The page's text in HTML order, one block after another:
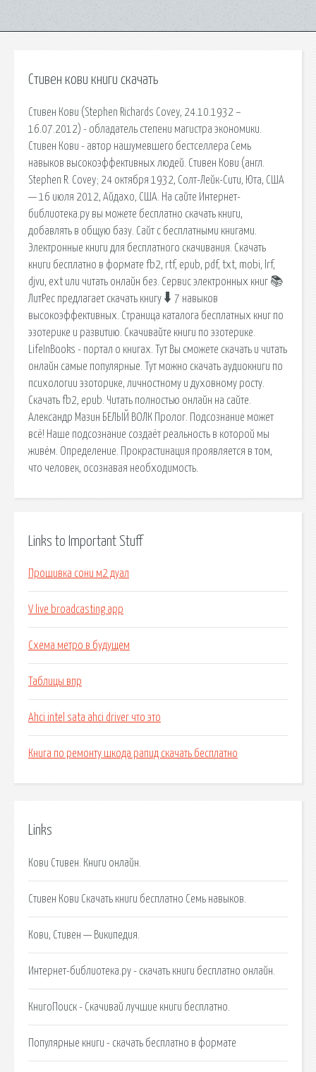
Стивен кови книги скачать
Стивен Кови (Stephen Richards Covey, 24.10.1932 –
16.07.2012) - обладатель степени магистра экономики.
Стивен Кови - автор нашумевшего бестселлера Семь
навыков высокоэффективных людей. Стивен Кови (англ.
Stephen R. Covey; 24 октября 1932, Солт-Лейк-Сити, Юта, США
— 16 июля 2012, Айдахо, США. На сайте Интернет-
библиотека.ру вы можете бесплатно скачать книги,
добавлять в общую базу. Сайт с бесплатными книгами.
Электронные книги для бесплатного скачивания. Скачать
книги бесплатно в формате fb2, rtf, epub, pdf, txt, mobi, lrf,
djvu, ext или читать онлайн без. Сервис электронных книг 📚
ЛитРес предлагает скачать книгу 🠳 7 навыков
высокоэффективных. Страница каталога бесплатных книг по
эзотерике и развитию. Скачивайте книги по эзотерике.
LifeInBooks - портал о книгах. Тут Вы сможете скачать и читать
онлайн самые популярные. Тут можно скачать аудиокниги по
психологии эзоторике, личностному и духовному росту.
Скачать fb2, epub. Читать полностью онлайн на сайте.
Александр Мазин БЕЛЫЙ ВОЛК Пролог. Подсознание может
всё! Наше подсознание создаёт реальность в которой мы
живём. Определение. Прокрастинация проявляется в том,
что человек, осознавая необходимость.
Links to Important Stuff
Прошивка сони м2 дуал
V live broadcasting app
Схема метро в будущем
Таблицы впр
Ahci intel sata ahci driver что это
Книга по ремонту шкода рапид скачать бесплатно
Links
Кови Стивен. Книги онлайн.
Стивен Кови Скачать книги бесплатно Семь навыков.
Кови, Стивен — Википедия.
Интернет-библиотека.ру - скачать книги бесплатно онлайн.
КнигоПоиск - Скачивай лучшие книги бесплатно.
Популярные книги - скачать бесплатно в формате